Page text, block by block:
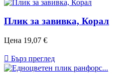
Плик за завивкa, Корал
Цена 19,07 €
 Бърз преглед